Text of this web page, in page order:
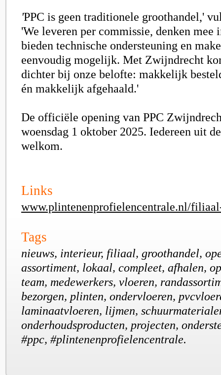
'PPC is geen traditionele groothandel,'
'We leveren per commissie, denken mee
bieden technische ondersteuning en
eenvoudig mogelijk. Met Zwijndrecht
dichter bij onze belofte: makkelijk
én makkelijk afgehaald.'
De officiële opening van PPC
woensdag 1 oktober 2025. Iedereen uit
welkom.
Links
www.plintenenprofielencentrale.nl/
Tags
nieuws, interieur, filiaal, groothandel,
assortiment, lokaal, compleet, afhalen,
team, medewerkers, vloeren,
bezorgen, plinten, ondervloeren,
laminaatvloeren, lijmen,
onderhoudsproducten, projecten,
#ppc, #plintenenprofielencentrale.